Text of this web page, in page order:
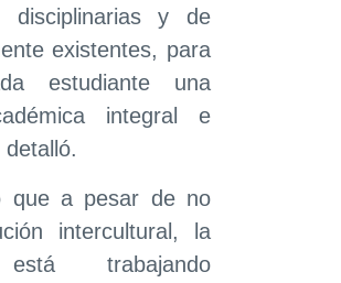
disciplinarias y de
existentes, para
estudiante una
integral e
detalló.
que a pesar de no
intercultural, la
está trabajando